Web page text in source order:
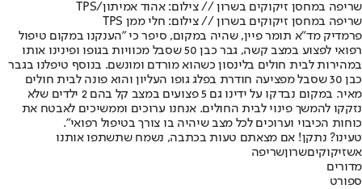
שריפה במחסן זיקוקים בשרון // צילום: אהוד אמיתון/TPS
שריפה במחסן זיקוקים בשרון // צילום: חלי ממן TPS
פרמדיק מד"א תומר פיין, שהיה במקום, סיפר כי "הענקנו במקום טיפול
רפואי לפצוע במצב קשה, גבר כבן 50 שסבל מכוויות בגופו ופינינו אותו
במהירות לבית חולים בלינסון כשהוא מורדם ומונשם. בנוסף טיפלנו בגבר
כבן 30 שסבל מפציעה חודרת בפלג גופו העליון והוא פונה לבית חולים
מאיר. במקום נבדקו על ידינו גם 5 פצועים במצב קל בהם 2 ילדים שלא
נזקקו להמשך פינוי לבית החולים. אנחנו ערוכים וממשיכים לאבטח את
כוחות הכיבוי וערוכים לכל מצב שיהיה בו צורך בטיפול רפואי".
טעינו? נתקן! אם מצאתם טעות בכתבה, נשמח שתשתפו אותנו
אשזיקוקיםשרוןשריפה
מדורים
ספורט